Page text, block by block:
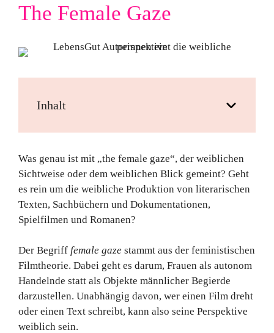
The Female Gaze
Inhalt
Was genau ist mit „the female gaze“, der weiblichen
Sichtweise oder dem weiblichen Blick gemeint? Geht
es rein um die weibliche Produktion von literarischen
Texten, Sachbüchern und Dokumentationen,
Spielfilmen und Romanen?
Der Begriff female gaze stammt aus der feministischen
Filmtheorie. Dabei geht es darum, Frauen als autonom
Handelnde statt als Objekte männlicher Begierde
darzustellen. Unabhängig davon, wer einen Film dreht
oder einen Text schreibt, kann also seine Perspektive
weiblich sein.